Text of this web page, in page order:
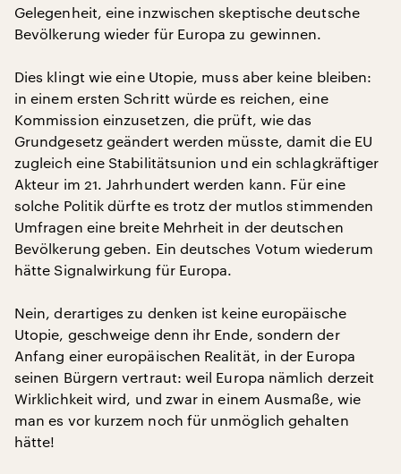
Gelegenheit, eine inzwischen skeptische deutsche
Bevölkerung wieder für Europa zu gewinnen.
Dies klingt wie eine Utopie, muss aber keine bleiben:
in einem ersten Schritt würde es reichen, eine
Kommission einzusetzen, die prüft, wie das
Grundgesetz geändert werden müsste, damit die EU
zugleich eine Stabilitätsunion und ein schlagkräftiger
Akteur im 21. Jahrhundert werden kann. Für eine
solche Politik dürfte es trotz der mutlos stimmenden
Umfragen eine breite Mehrheit in der deutschen
Bevölkerung geben. Ein deutsches Votum wiederum
hätte Signalwirkung für Europa.
Nein, derartiges zu denken ist keine europäische
Utopie, geschweige denn ihr Ende, sondern der
Anfang einer europäischen Realität, in der Europa
seinen Bürgern vertraut: weil Europa nämlich derzeit
Wirklichkeit wird, und zwar in einem Ausmaße, wie
man es vor kurzem noch für unmöglich gehalten
hätte!